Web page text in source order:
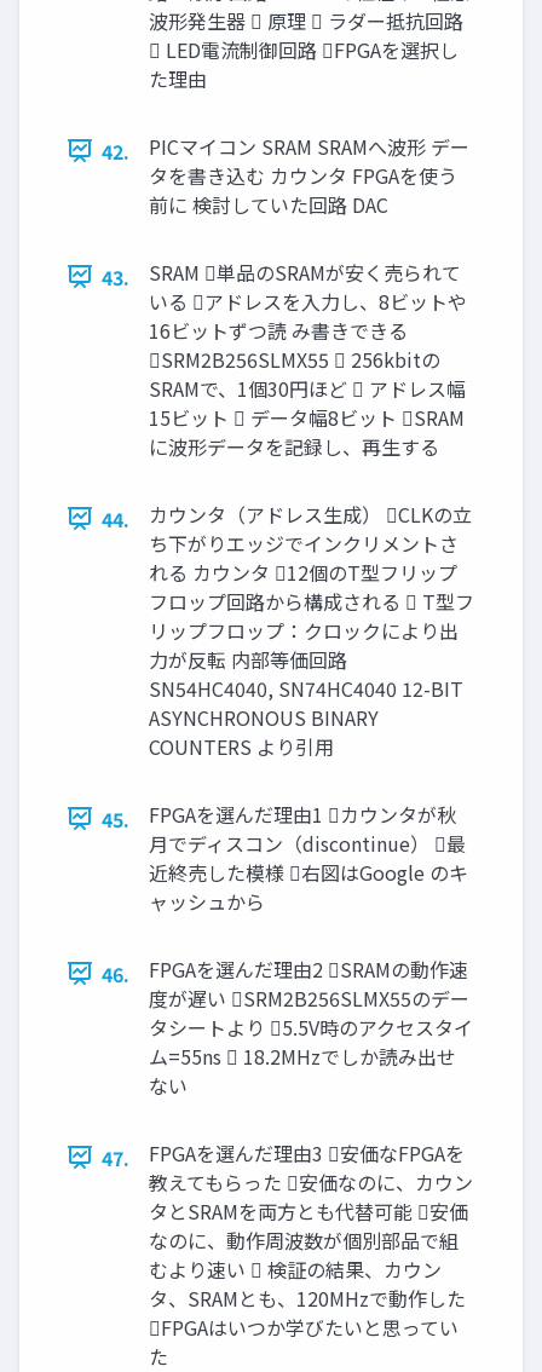
波形発生器  原理  ラダー抵抗回路
 LED電流制御回路 FPGAを選択し
た理由
42.
PICマイコン SRAM SRAMへ波形 デー
タを書き込む カウンタ FPGAを使う
前に 検討していた回路 DAC
43.
SRAM 単品のSRAMが安く売られて
いる アドレスを入力し、8ビットや
16ビットずつ読 み書きできる
SRM2B256SLMX55  256kbitの
SRAMで、1個30円ほど  アドレス幅
15ビット  データ幅8ビット SRAM
に波形データを記録し、再生する
44.
カウンタ（アドレス生成） CLKの立
ち下がりエッジでインクリメントさ
れる カウンタ 12個のT型フリップ
フロップ回路から構成される  T型フ
リップフロップ：クロックにより出
力が反転 内部等価回路
SN54HC4040, SN74HC4040 12-BIT
ASYNCHRONOUS BINARY
COUNTERS より引用
45.
FPGAを選んだ理由1 カウンタが秋
月でディスコン（discontinue） 最
近終売した模様 右図はGoogle のキ
ャッシュから
46.
FPGAを選んだ理由2 SRAMの動作速
度が遅い SRM2B256SLMX55のデー
タシートより 5.5V時のアクセスタイ
ム=55ns  18.2MHzでしか読み出せ
ない
47.
FPGAを選んだ理由3 安価なFPGAを
教えてもらった 安価なのに、カウン
タとSRAMを両方とも代替可能 安価
なのに、動作周波数が個別部品で組
むより速い  検証の結果、カウン
タ、SRAMとも、120MHzで動作した
FPGAはいつか学びたいと思ってい
た